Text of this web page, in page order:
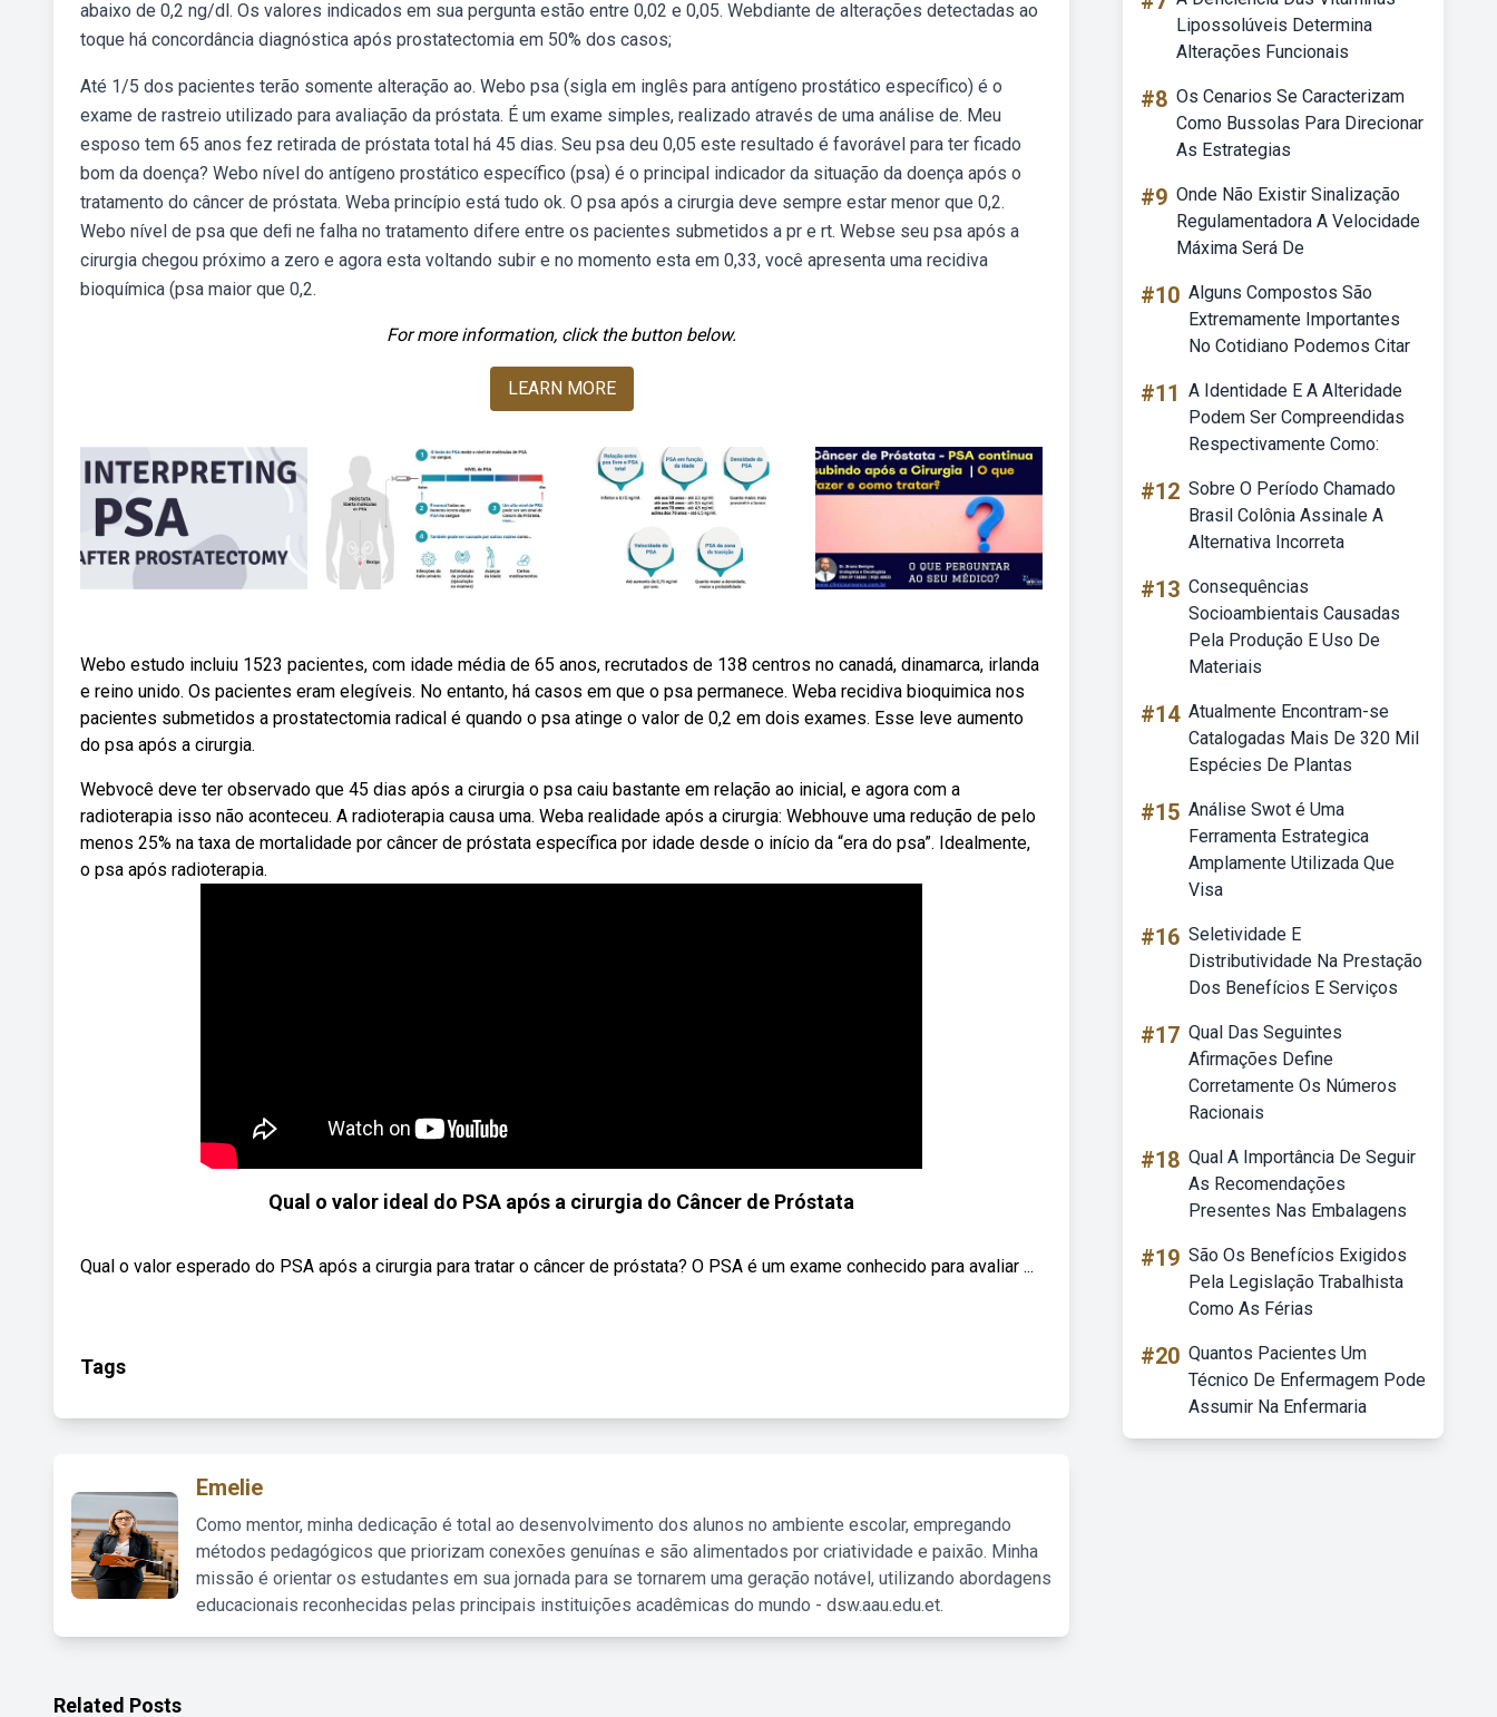
abaixo de 0,2 ng/dl. Os valores indicados em sua pergunta estão entre 0,02 e 0,05. Webdiante de alterações detectadas ao
toque há concordância diagnóstica após prostatectomia em 50% dos casos;
Até 1/5 dos pacientes terão somente alteração ao. Webo psa (sigla em inglês para antígeno prostático específico) é o
exame de rastreio utilizado para avaliação da próstata. É um exame simples, realizado através de uma análise de. Meu
esposo tem 65 anos fez retirada de próstata total há 45 dias. Seu psa deu 0,05 este resultado é favorável para ter ficado
bom da doença? Webo nível do antígeno prostático específico (psa) é o principal indicador da situação da doença após o
tratamento do câncer de próstata. Weba princípio está tudo ok. O psa após a cirurgia deve sempre estar menor que 0,2.
Webo nível de psa que deﬁ ne falha no tratamento difere entre os pacientes submetidos a pr e rt. Webse seu psa após a
cirurgia chegou próximo a zero e agora esta voltando subir e no momento esta em 0,33, você apresenta uma recidiva
bioquímica (psa maior que 0,2.
For more information, click the button below.
LEARN MORE
Webo estudo incluiu 1523 pacientes, com idade média de 65 anos, recrutados de 138 centros no canadá, dinamarca, irlanda
e reino unido. Os pacientes eram elegíveis. No entanto, há casos em que o psa permanece. Weba recidiva bioquimica nos
pacientes submetidos a prostatectomia radical é quando o psa atinge o valor de 0,2 em dois exames. Esse leve aumento
do psa após a cirurgia.
Webvocê deve ter observado que 45 dias após a cirurgia o psa caiu bastante em relação ao inicial, e agora com a
radioterapia isso não aconteceu. A radioterapia causa uma. Weba realidade após a cirurgia: Webhouve uma redução de pelo
menos 25% na taxa de mortalidade por câncer de próstata específica por idade desde o início da “era do psa”. Idealmente,
o psa após radioterapia.
Qual o valor ideal do PSA após a cirurgia do Câncer de Próstata
Qual o valor esperado do PSA após a cirurgia para tratar o câncer de próstata? O PSA é um exame conhecido para avaliar ...
Tags
Emelie
Como mentor, minha dedicação é total ao desenvolvimento dos alunos no ambiente escolar, empregando
métodos pedagógicos que priorizam conexões genuínas e são alimentados por criatividade e paixão. Minha
missão é orientar os estudantes em sua jornada para se tornarem uma geração notável, utilizando abordagens
educacionais reconhecidas pelas principais instituições acadêmicas do mundo - dsw.aau.edu.et.
Lipossolúveis Determina
Alterações Funcionais
#8 Os Cenarios Se Caracterizam
Como Bussolas Para Direcionar
As Estrategias
#9 Onde Não Existir Sinalização
Regulamentadora A Velocidade
Máxima Será De
#10 Alguns Compostos São
Extremamente Importantes
No Cotidiano Podemos Citar
#11 A Identidade E A Alteridade
Podem Ser Compreendidas
Respectivamente Como:
#12 Sobre O Período Chamado
Brasil Colônia Assinale A
Alternativa Incorreta
#13 Consequências
Socioambientais Causadas
Pela Produção E Uso De
Materiais
#14 Atualmente Encontram-se
Catalogadas Mais De 320 Mil
Espécies De Plantas
#15 Análise Swot é Uma
Ferramenta Estrategica
Amplamente Utilizada Que
Visa
#16 Seletividade E
Distributividade Na Prestação
Dos Benefícios E Serviços
#17 Qual Das Seguintes
Afirmações Define
Corretamente Os Números
Racionais
#18 Qual A Importância De Seguir
As Recomendações
Presentes Nas Embalagens
#19 São Os Benefícios Exigidos
Pela Legislação Trabalhista
Como As Férias
#20 Quantos Pacientes Um
Técnico De Enfermagem Pode
Assumir Na Enfermaria
Related Posts